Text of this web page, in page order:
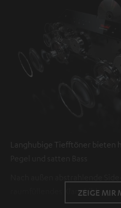
Langhubige Tiefftöner bieten
raumfüllendes KlangbildZEIGE MIR